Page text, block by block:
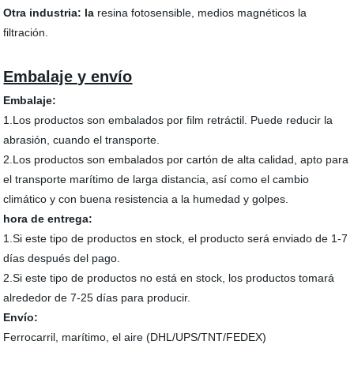
Otra industria: la resina fotosensible, medios magnéticos la
filtración.
Embalaje y envío
Embalaje:
1.Los productos son embalados por film retráctil. Puede reducir la
abrasión, cuando el transporte.
2.Los productos son embalados por cartón de alta calidad, apto para
el transporte marítimo de larga distancia, así como el cambio
climático y con buena resistencia a la humedad y golpes.
hora de entrega:
1.Si este tipo de productos en stock, el producto será enviado de 1-7
días después del pago.
2.Si este tipo de productos no está en stock, los productos tomará
alrededor de 7-25 días para producir.
Envío:
Ferrocarril, marítimo, el aire (DHL/UPS/TNT/FEDEX)